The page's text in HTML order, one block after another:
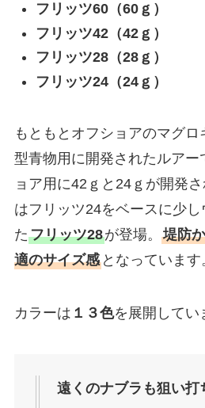
フリッツ60（60ｇ）
フリッツ42（42ｇ）
フリッツ28（28ｇ）
フリッツ24（24ｇ）
もともとオフショアのマグ
型青物用に開発されたルアー
ョア用に42ｇと24ｇが開発
はフリッツ24をベースに少
たフリッツ28が登場。 堤防
適のサイズ感となっています
カラーは １３色を展開してい
遠くのナブラも狙い打